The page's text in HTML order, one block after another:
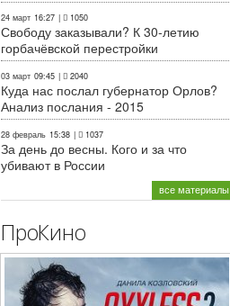
24 март 16:27 | 1050
Свободу заказывали? К 30-летию
горбачёвской перестройки
03 март 09:45 | 2040
Куда нас послал губернатор Орлов?
Анализ послания - 2015
28 февраль 15:38 | 1037
За день до весны. Кого и за что
убивают в России
все материалы
ПроКино